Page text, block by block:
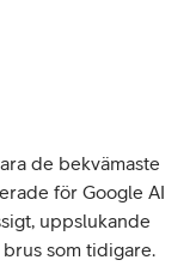
de bekvämaste
för Google AI
uppslukande
som tidigare.